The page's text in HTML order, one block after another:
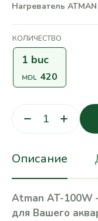
Нагреватель
КОЛИЧЕСТВО
1 buc
MDL 420
Описание
Atman AT-100W
для Вашего